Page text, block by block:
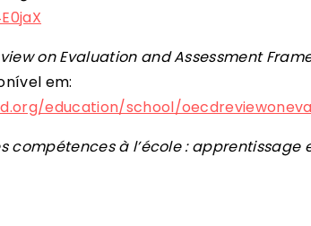
on Evaluation and Assessment
em:
education/school/
compétences à l’école : apprentissage